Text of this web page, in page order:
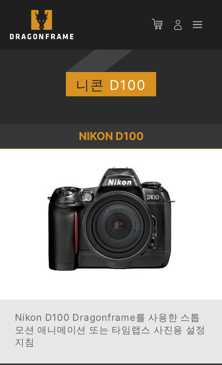
메
니콘 D100
NIKON D100
Nikon D100 Dragonframe를 사용한 스톱
모션 애니메이션 또는 타임랩스 사진용 설정
지침